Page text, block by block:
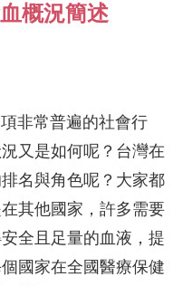
概況簡述
非常普遍的社會行
又是如何呢？台灣在
名與角色呢？大家都
其他國家，許多需要
全且足量的血液，提
國家在全國醫療保健